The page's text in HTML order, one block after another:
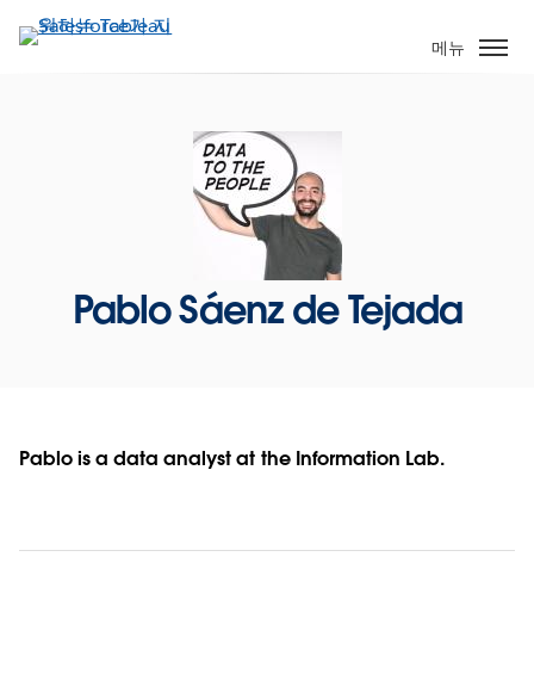
요
메뉴
Pablo Sáenz de Tejada
Pablo is a data analyst at the Information Lab.